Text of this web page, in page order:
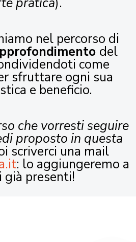
nel percorso di
del
come
sfruttare ogni sua
e beneficio.
che vorresti seguire
proposto in questa
scriverci una mail
: lo aggiungeremo a
presenti!